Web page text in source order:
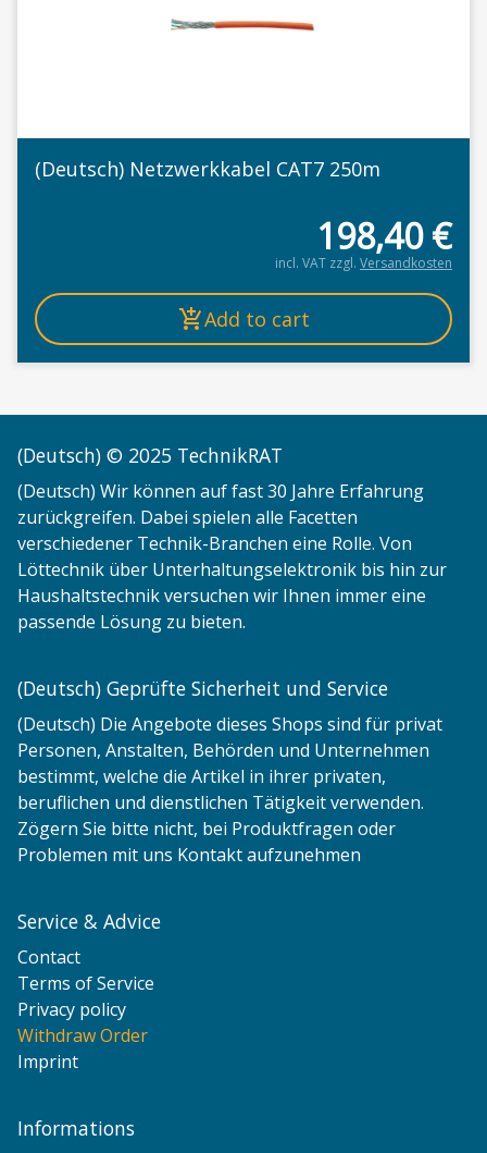
(Deutsch) Netzwerkkabel CAT7 250m
198,40€
incl. VAT zzgl. Versandkosten
Add to cart
(Deutsch) © 2025 TechnikRAT
(Deutsch) Wir können auf fast 30 Jahre Erfahrung
zurückgreifen. Dabei spielen alle Facetten
verschiedener Technik-Branchen eine Rolle. Von
Löttechnik über Unterhaltungselektronik bis hin zur
Haushaltstechnik versuchen wir Ihnen immer eine
passende Lösung zu bieten.
Service & Advice
Contact
Terms of Service
Privacy policy
Withdraw Order
Imprint
Informations
(Deutsch) Geprüfte Sicherheit und Service
(Deutsch) Die Angebote dieses Shops sind für privat
Personen, Anstalten, Behörden und Unternehmen
bestimmt, welche die Artikel in ihrer privaten,
beruflichen und dienstlichen Tätigkeit verwenden.
Zögern Sie bitte nicht, bei Produktfragen oder
Problemen mit uns Kontakt aufzunehmen